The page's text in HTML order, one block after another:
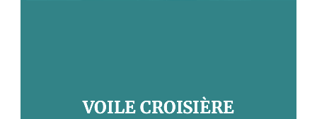
VOILE CROISIÈRE